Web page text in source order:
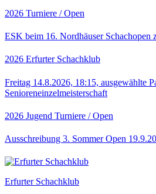
2026 Turniere / Open
ESK beim 16. Nordhäuser Schachopen
2026 Erfurter Schachklub
Freitag 14.8.2026, 18:15, ausgewählte
Senioreneinzelmeisterschaft
2026 Jugend Turniere / Open
Ausschreibung 3. Sommer Open
Erfurter Schachklub